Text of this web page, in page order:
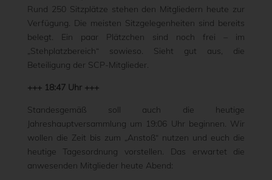
Rund 250 Sitzplätze stehen den Mitgliedern heute zur
Verfügung. Die meisten Sitzgelegenheiten sind bereits
belegt. Ein paar Plätzchen sind noch frei – im
„Stehplatzbereich“ sowieso. Sieht gut aus, die
Beteiligung der SCP-Mitglieder.
+++ 18:47 Uhr +++
Standesgemäß soll auch die heutige
Jahreshauptversammlung um 19:06 Uhr beginnen. Wir
wollen die Zeit bis zum „Anstoß“ nutzen und euch die
heutige Tagesordnung vorstellen. Das erwartet die
anwesenden Mitglieder heute Abend: